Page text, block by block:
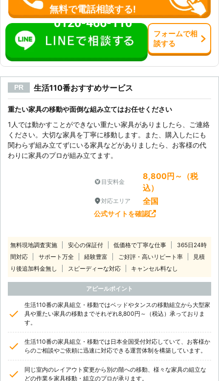
無料で電話相談する!
0120-466-110
フォームで相
談する
PR 生活110番おすすめサービス
重たい家具の移動や面倒な組み立てはお任せください
1人では動かすことができない重たい家具がありましたら、ご連絡
ください。大切な家具を丁寧に移動します。また、購入したにも
関わらず組み立てずにいる家具などがありましたら、お客様の代
わりに家具のプロが組み立てます。
目安料金
8,800円～（税
込）
対応エリア 全国
公式サイトを確認
無料現地調査実施 安心の保証付 低価格で丁寧な仕事
365日24時
間対応
サポート万全 経験豊富 ご好評・高いリピート率
見積
り後追加料金無し
スピーディーな対応 キャンセル料なし
アピールポイント
生活110番の家具組立・移動ではベッドやタンスの移動組立から大型家
具や重たい家具の移動までそれぞれ8,800円～（税込）承っておりま
す。
生活110番の家具組立・移動では日本全国受付対応していて、お客様か
らのご相談やご依頼に迅速に対応できる運営体制を構築しています。
同じ室内のレイアウト変更から別の階への移動、様々な家具の組立な
どの作業を家具移動・組立のプロが承ります。